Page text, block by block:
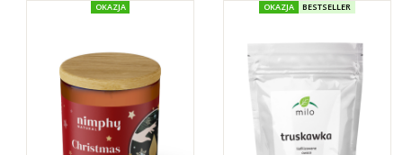
OKAZJA OKAZJA BESTSELLER